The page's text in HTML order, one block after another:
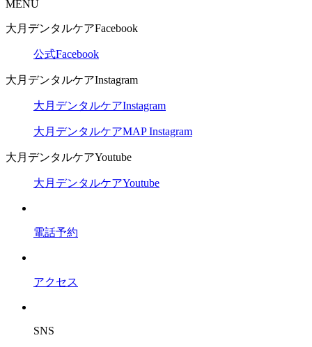
MENU
大月デンタルケアFacebook
公式Facebook
大月デンタルケアInstagram
大月デンタルケアInstagram
大月デンタルケアMAP Instagram
大月デンタルケアYoutube
大月デンタルケアYoutube
電話予約
アクセス
SNS